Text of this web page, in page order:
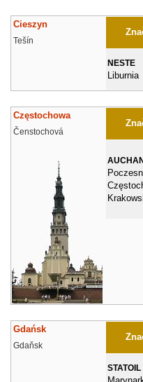
Cieszyn
Tešín
NESTE
Liburnia
Częstochowa
Čenstochová
Gdańsk
Gdaňsk
STATOIL